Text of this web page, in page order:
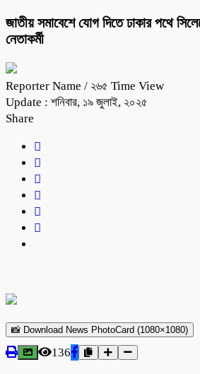
জাতীয় সমাবেশে যোগ দিতে ঢাকার পথে
নেতাকর্মী
Reporter Name / ২৬৫ Time View
Update : শনিবার, ১৯ জুলাই, ২০২৫
Share
📸 Download News PhotoCard (1080×1080)
136